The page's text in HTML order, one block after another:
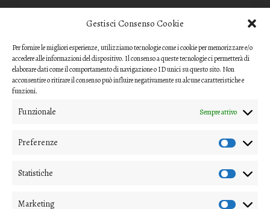
Gestisci Consenso Cookie
Per fornire le migliori esperienze, utilizziamo tecnologie come i cookie per memorizzare e/o
accedere alle informazioni del dispositivo. Il consenso a queste tecnologie ci permetterà di
elaborare dati come il comportamento di navigazione o ID unici su questo sito. Non
acconsentire o ritirare il consenso può influire negativamente su alcune caratteristiche e
funzioni.
Funzionale Sempre attivo
Preferenze
Statistiche
Marketing
MODELLO REFEREE
Scarica il questionario di valutazione
(modello per i referee)
CODICE ETICO
COME INVIARE UN CONTRIBUTO
Gli articoli o i contributi da proporre devono essere inviati ai
(nipico47@gmail.com; angela.andrisano@unife.it)